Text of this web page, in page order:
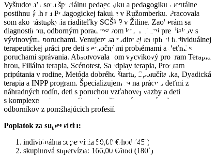
Vyštudovala som špeciálnu pedagogiku a pedagogiku mentálne
postihnutých na Pedagogickej fakulte v Ružomberku. Pracovala
som ako zástupkyňa riaditeľky SCŠPP v Žiline. Zaoberám sa
diagnostikou, odborným poradenstvom korekciami pre žiakov s
vývinovými poruchami. Venujem sa rodinnej terapii aj individuálnej
terapeutickej práci pre deti s emočnými problémami a deťmi s
poruchami správania. Absolvovala som výcvikový program Terapia
hrou, Filiálna terapia, Scénotest, Sandplay terapia, Program
pripútania v rodine, Metóda dobrého štartu, Spolučítanka, Dyadická
terapia a INPP program. Špecializujem sa na prácu s deťmi z
náhradných rodín, deti s poruchou vzťahovej väzby a deti
s komplexnou traumou. Som akreditovaná supervízorka pre
odborníkov z pomáhajúcich profesií.
Poplatok za supervíziu:
individuálna supervízia 50,00 €/hod (45´)
skupinová supervízia: 100,00 €/hod (180´)